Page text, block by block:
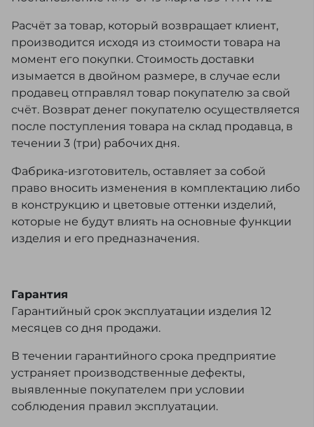
Расчёт за товар, который возвращает клиент,
производится исходя из стоимости товара на
момент его покупки. Стоимость доставки
изымается в двойном размере, в случае если
продавец отправлял товар покупателю за свой
счёт. Возврат денег покупателю осуществляется
после поступления товара на склад продавца, в
течении 3 (три) рабочих дня.
Фабрика-изготовитель, оставляет за собой
право вносить изменения в комплектацию либо
в конструкцию и цветовые оттенки изделий,
которые не будут влиять на основные функции
изделия и его предназначения.
Гарантия
Гарантийный срок эксплуатации изделия 12
месяцев со дня продажи.
В течении гарантийного срока предприятие
устраняет производственные дефекты,
выявленные покупателем при условии
соблюдения правил эксплуатации.